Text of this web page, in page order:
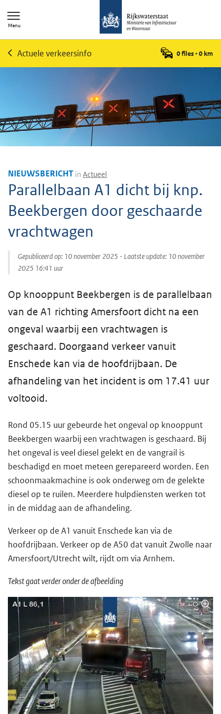
Menu
Actuele verkeersinfo 0 files•0 km
NIEUWSBERICHT in Actueel
Parallelbaan A1 dicht bij knp.
Beekbergen door geschaarde
vrachtwagen
Gepubliceerd op: 10 november 2025 - Laatste update: 10 november
2025 16:41 uur
Op knooppunt Beekbergen is de parallelbaan
van de A1 richting Amersfoort dicht na een
ongeval waarbij een vrachtwagen is
geschaard. Doorgaand verkeer vanuit
Enschede kan via de hoofdrijbaan. De
afhandeling van het incident is om 17.41 uur
voltooid.
Rond 05.15 uur gebeurde het ongeval op knooppunt
Beekbergen waarbij een vrachtwagen is geschaard. Bij
het ongeval is veel diesel gelekt en de vangrail is
beschadigd en moet meteen gerepareerd worden. Een
schoonmaakmachine is ook onderweg om de gelekte
diesel op te ruilen. Meerdere hulpdiensten werken tot
in de middag aan de afhandeling.
Verkeer op de A1 vanuit Enschede kan via de
hoofdrijbaan. Verkeer op de A50 dat vanuit Zwolle naar
Amersfoort/Utrecht wilt, rijdt om via Arnhem.
Tekst gaat verder onder de afbeelding